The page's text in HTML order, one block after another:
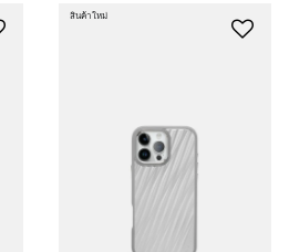
สินค้าใหม่